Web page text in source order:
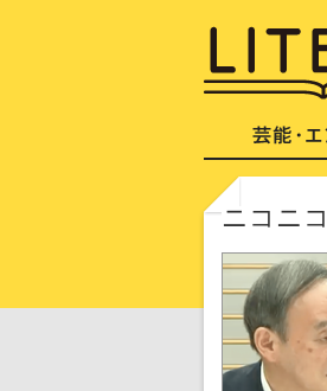
ニコニ